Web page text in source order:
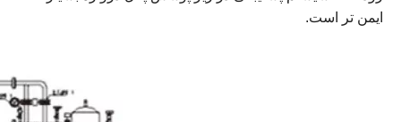
ایمن تر است.